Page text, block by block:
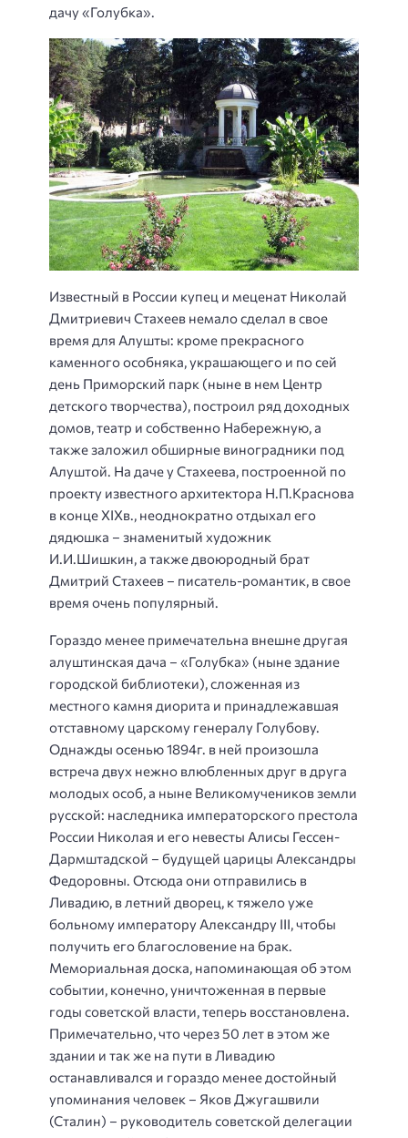
дачу «Голубка».
Известный в России купец и меценат Николай
Дмитриевич Стахеев немало сделал в свое
время для Алушты: кроме прекрасного
каменного особняка, украшающего и по сей
день Приморский парк (ныне в нем Центр
детского творчества), построил ряд доходных
домов, театр и собственно Набережную, а
также заложил обширные виноградники под
Алуштой. На даче у Стахеева, построенной по
проекту известного архитектора Н.П.Краснова
в конце XIXв., неоднократно отдыхал его
дядюшка – знаменитый художник
И.И.Шишкин, а также двоюродный брат
Дмитрий Стахеев – писатель-романтик, в свое
время очень популярный.
Гораздо менее примечательна внешне другая
алуштинская дача – «Голубка» (ныне здание
городской библиотеки), сложенная из
местного камня диорита и принадлежавшая
отставному царскому генералу Голубову.
Однажды осенью 1894г. в ней произошла
встреча двух нежно влюбленных друг в друга
молодых особ, а ныне Великомучеников земли
русской: наследника императорского престола
России Николая и его невесты Алисы Гессен-
Дармштадской – будущей царицы Александры
Федоровны. Отсюда они отправились в
Ливадию, в летний дворец, к тяжело уже
больному императору Александру III, чтобы
получить его благословение на брак.
Мемориальная доска, напоминающая об этом
событии, конечно, уничтоженная в первые
годы советской власти, теперь восстановлена.
Примечательно, что через 50 лет в этом же
здании и так же на пути в Ливадию
останавливался и гораздо менее достойный
упоминания человек – Яков Джугашвили
(Сталин) – руководитель советской делегации